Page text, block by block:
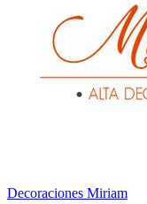
Decoraciones Miriam